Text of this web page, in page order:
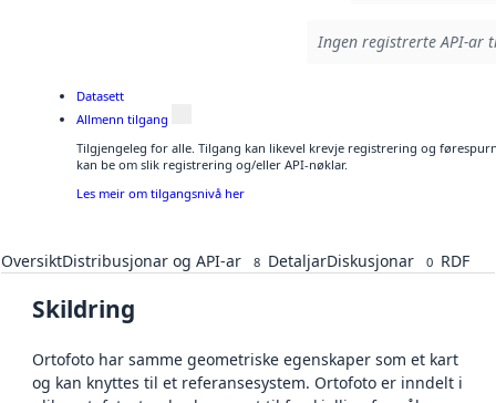
Ingen registrerte API-ar
Datasett
Allmenn tilgang
Tilgjengeleg for alle. Tilgang kan likevel krevje registrering og
kan be om slik registrering og/eller API-nøklar.
Les meir om tilgangsnivå her
OversiktDistribusjonar og API-ar 8 DetaljarDiskusjonar 0 RDF
Skildring
Ortofoto har samme geometriske egenskaper som et kart
og kan knyttes til et referansesystem. Ortofoto er inndelt i